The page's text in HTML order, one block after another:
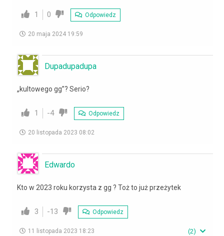
1 0 Odpowiedz
20 maja 2024 19:59
Dupadupadupa
„kultowego gg”? Serio?
1 -4 Odpowiedz
20 listopada 2023 08:02
Edwardo
Kto w 2023 roku korzysta z gg ? Toż to już przeżytek
3 -13 Odpowiedz
11 listopada 2023 18:23 (2)